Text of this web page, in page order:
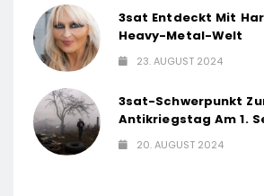
3sat Entdeckt Mit
Heavy-Metal-Welt
23. AUGUST 2024
3sat-Schwerpunkt
Antikriegstag Am 1.
20. AUGUST 2024